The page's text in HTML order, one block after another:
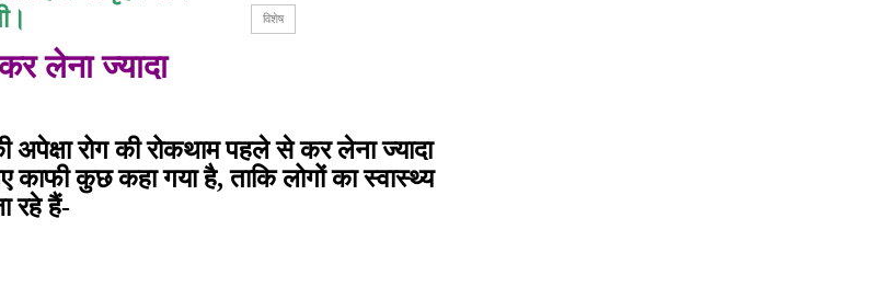
विशेष
लेना ज्यादा
रोग की रोकथाम पहले से कर लेना ज्यादा
काफी कुछ कहा गया है, ताकि लोगों का स्वास्थ्य
रहे हैं-